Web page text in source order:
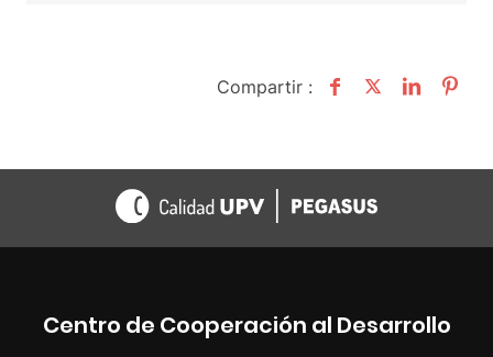
Compartir :
Centro de Cooperación al Desarrollo